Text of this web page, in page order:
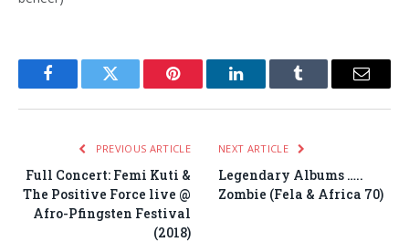
FacebookTwitter Pinterest LinkedInTumblr Email
PREVIOUS ARTICLE
Full Concert: Femi Kuti &
The Positive Force live @
Afro-Pfingsten Festival
(2018)
NEXT ARTICLE
Legendary Albums …..
Zombie (Fela & Africa 70)